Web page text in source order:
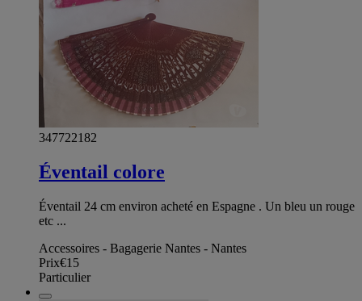
347722182
Éventail colore
Éventail 24 cm environ acheté en Espagne . Un bleu un rouge
etc ...
Accessoires - Bagagerie Nantes - Nantes
Prix€15
Particulier